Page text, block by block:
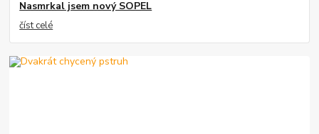
Nasmrkal jsem nový SOPEL
číst celé